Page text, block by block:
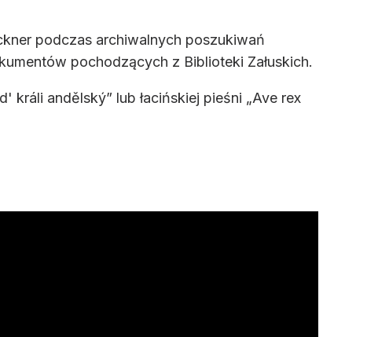
podczas archiwalnych poszukiwań
pochodzących z Biblioteki Załuskich.
králi andělský” lub łacińskiej pieśni „Ave rex